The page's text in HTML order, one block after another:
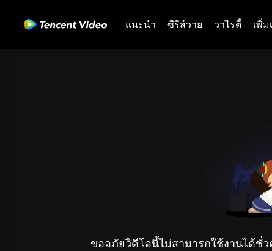
แนะนำ ซีรีส์วาย วาไรตี้ เพิ่ม
ขออภัยวิดีโอนี้ไม่สามารถใช้งานได้ชั่